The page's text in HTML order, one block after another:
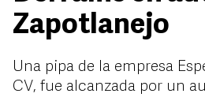
Zapotlanejo
Una pipa de la empresa
CV, fue alcanzada por un